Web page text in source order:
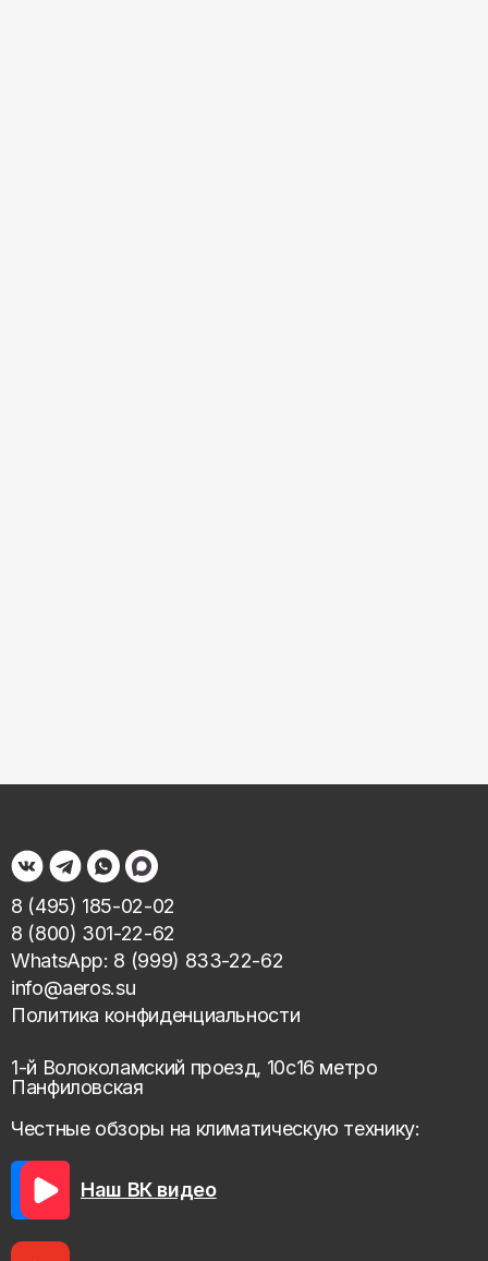
8 (495) 185-02-02
8 (800) 301-22-62
WhatsApp: 8 (999) 833-22-62
info@aeros.su
Политика конфиденциальности
1-й Волоколамский проезд, 10с16 метро
Панфиловская
Честные обзоры на климатическую технику:
Наш ВК видео